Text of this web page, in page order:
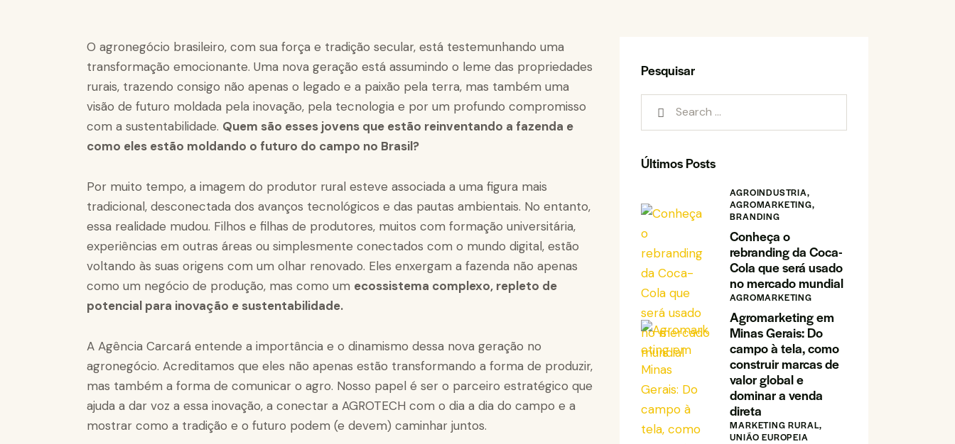
O agronegócio brasileiro, com sua força e tradição secular, está testemunhando uma
transformação emocionante. Uma nova geração está assumindo o leme das propriedades
rurais, trazendo consigo não apenas o legado e a paixão pela terra, mas também uma
visão de futuro moldada pela inovação, pela tecnologia e por um profundo compromisso
com a sustentabilidade. Quem são esses jovens que estão reinventando a fazenda e
como eles estão moldando o futuro do campo no Brasil?
Por muito tempo, a imagem do produtor rural esteve associada a uma figura mais
tradicional, desconectada dos avanços tecnológicos e das pautas ambientais. No entanto,
essa realidade mudou. Filhos e filhas de produtores, muitos com formação universitária,
experiências em outras áreas ou simplesmente conectados com o mundo digital, estão
voltando às suas origens com um olhar renovado. Eles enxergam a fazenda não apenas
como um negócio de produção, mas como um ecossistema complexo, repleto de
potencial para inovação e sustentabilidade.
A Agência Carcará entende a importância e o dinamismo dessa nova geração no
agronegócio. Acreditamos que eles não apenas estão transformando a forma de produzir,
mas também a forma de comunicar o agro. Nosso papel é ser o parceiro estratégico que
ajuda a dar voz a essa inovação, a conectar a AGROTECH com o dia a dia do campo e a
mostrar como a tradição e o futuro podem (e devem) caminhar juntos.
Pesquisar
Últimos Posts
AGROINDUSTRIA,
AGROMARKETING,
BRANDING
Conheça o
rebranding da Coca-
Cola que será usado
no mercado mundial
AGROMARKETING
Agromarketing em
Minas Gerais: Do
campo à tela, como
construir marcas de
valor global e
dominar a venda
direta
MARKETING RURAL,
UNIÃO EUROPEIA